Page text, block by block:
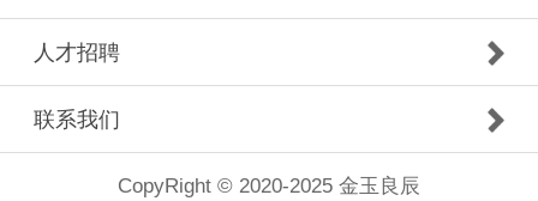
人才招聘
联系我们
CopyRight © 2020-2025 金玉良辰